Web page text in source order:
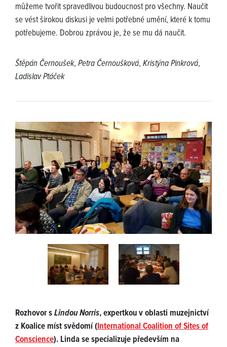
můžeme tvořit spravedlivou budoucnost pro všechny. Naučit
se vést širokou diskusi je velmi potřebné umění, které k tomu
potřebujeme. Dobrou zprávou je, že se mu dá naučit.
Štěpán Černoušek, Petra Černoušková, Kristýna Pinkrová,
Ladislav Ptáček
Rozhovor sLindou Norris, expertkou v oblasti muzejnictví
z Koalice míst svědomí (International Coalition of Sites of
Conscience). Linda se specializuje především na